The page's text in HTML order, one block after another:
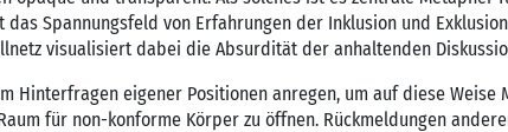
Spannungsfeld von Erfahrungen der Inklusion und
visualisiert dabei die Absurdität der anhaltenden
Hinterfragen eigener Positionen anregen, um auf diese Weise
für non-konforme Körper zu öffnen. Rückmeldungen